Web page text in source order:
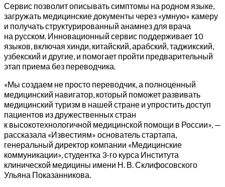
Сервис позволит описывать симптомы на родном языке,
загружать медицинские документы через «умную» камеру
и получать структурированный анамнез для врача
на русском. Инновационный сервис поддерживает 10
языков, включая хинди, китайский, арабский, таджикский,
узбекский и другие, и помогает пройти предварительный
этап приема без переводчика.
«Мы создаем не просто переводчик, а полноценный
медицинский навигатор, который поможет развивать
медицинский туризм в нашей стране и упростить доступ
пациентов из дружественных стран
к высокотехнологичной медицинской помощи в России», —
рассказала «Известиям» основатель стартапа,
генеральный директор компании «Медицинские
коммуникации», студентка 3-го курса Института
клинической медицины имени Н. В. Склифосовского
Ульяна Показанникова.